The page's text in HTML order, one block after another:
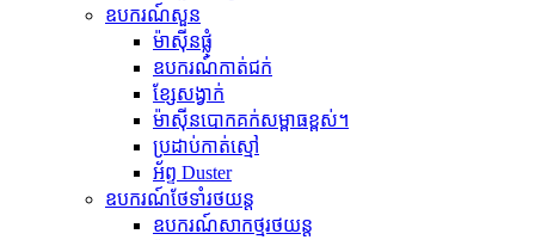
ឧបករណ៍សួន
ម៉ាស៊ីនផ្លុំ
ឧបករណ៍កាត់ជក់
ខ្សែសង្វាក់
ម៉ាស៊ីនបោកគក់សម្ពាធខ្ពស់។
ប្រដាប់​កាត់​ស្មៅ
អ័ព្ទ Duster
ឧបករណ៍ថែទាំរថយន្ត
ឧបករណ៍សាកថ្មរថយន្ត